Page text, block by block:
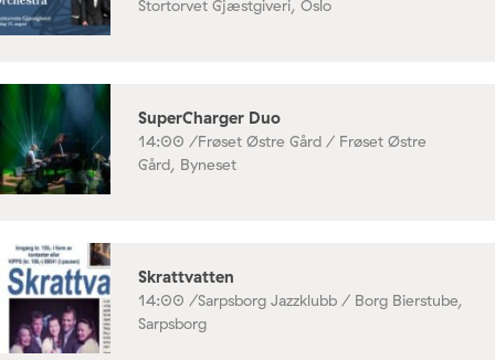
Stortorvet Gjæstgiveri, Oslo
SuperCharger Duo
14:00 /Frøset Østre Gård / Frøset Østre
Gård, Byneset
Skrattvatten
14:00 /Sarpsborg Jazzklubb / Borg Bierstube,
Sarpsborg